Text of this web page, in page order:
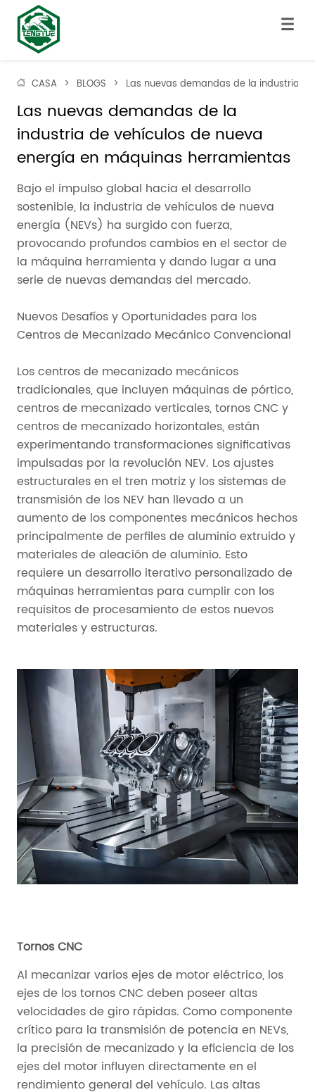
CASA > BLOGS > Las nuevas demandas de la industria
Las nuevas demandas de la
industria de vehículos de nueva
energía en máquinas herramientas